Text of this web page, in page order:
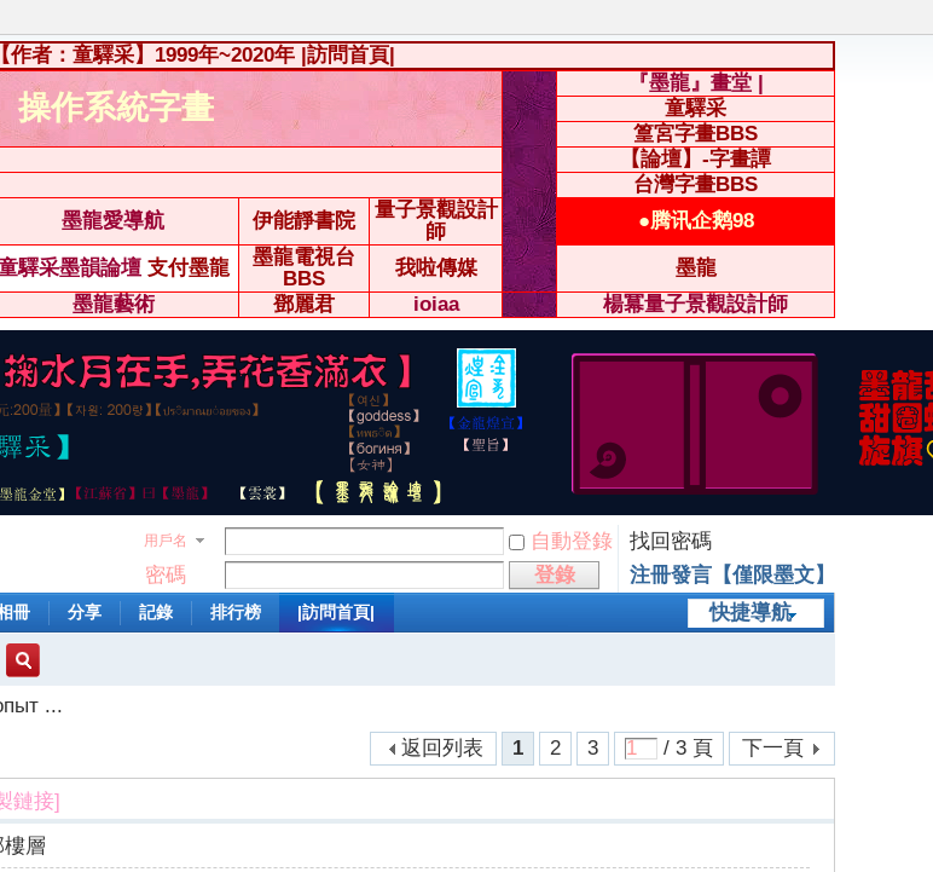
作者：童驛采】1999年~2020年 |訪問首頁|
操作系統字畫
『墨龍』畫堂 |
童驛采
篁宮字畫BBS
【論壇】-字畫譚
台灣字畫BBS
墨龍愛導航 伊能靜書院
量子景觀設計
師
●腾讯企鹅98
驛采墨韻論壇 支付墨龍
墨龍電視台
BBS
我啦傳媒
墨龍
墨龍藝術 鄧麗君 ioiaa 楊冪量子景觀設計師
用戶名 自動登錄
找回密碼
密碼
登錄
注冊發言【僅限墨文】
快捷導航
冊 分享 記錄 排行榜 |訪問首頁|
搜
索
...
1
2 3 / 3 頁 下一頁
返回列表
鏈接]
層